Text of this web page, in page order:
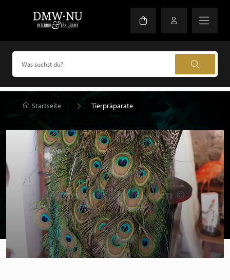
Startseite Tierpräparate